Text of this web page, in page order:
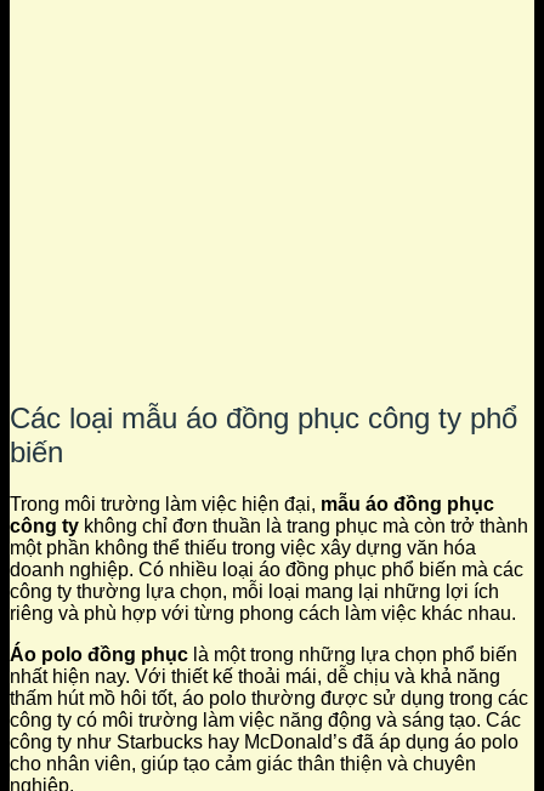
Các loại mẫu áo đồng phục công ty phổ
biến
Trong môi trường làm việc hiện đại, mẫu áo đồng phục
công ty không chỉ đơn thuần là trang phục mà còn trở thành
một phần không thể thiếu trong việc xây dựng văn hóa
doanh nghiệp. Có nhiều loại áo đồng phục phổ biến mà các
công ty thường lựa chọn, mỗi loại mang lại những lợi ích
riêng và phù hợp với từng phong cách làm việc khác nhau.
Áo polo đồng phục là một trong những lựa chọn phổ biến
nhất hiện nay. Với thiết kế thoải mái, dễ chịu và khả năng
thấm hút mồ hôi tốt, áo polo thường được sử dụng trong các
công ty có môi trường làm việc năng động và sáng tạo. Các
công ty như Starbucks hay McDonald’s đã áp dụng áo polo
cho nhân viên, giúp tạo cảm giác thân thiện và chuyên
nghiệp.